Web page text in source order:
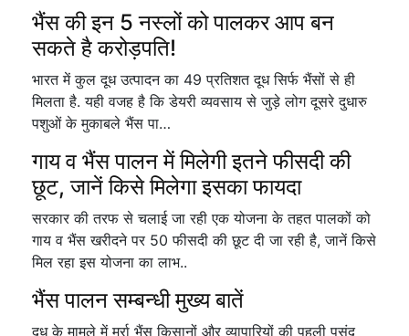
भैंस की इन 5 नस्लों को पालकर आप बन
सकते है करोड़पति!
भारत में कुल दूध उत्पादन का 49 प्रतिशत दूध सिर्फ भैंसों से ही
मिलता है. यही वजह है कि डेयरी व्यवसाय से जुड़े लोग दूसरे दुधारु
पशुओं के मुकाबले भैंस पा…
गाय व भैंस पालन में मिलेगी इतने फीसदी की
छूट, जानें किसे मिलेगा इसका फायदा
सरकार की तरफ से चलाई जा रही एक योजना के तहत पालकों को
गाय व भैंस खरीदने पर 50 फीसदी की छूट दी जा रही है, जानें किसे
मिल रहा इस योजना का लाभ..
भैंस पालन सम्बन्धी मुख्य बातें
दूध के मामले में मुर्रा भैंस किसानों और व्यापारियों की पहली पसंद